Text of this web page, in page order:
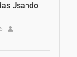
Usando